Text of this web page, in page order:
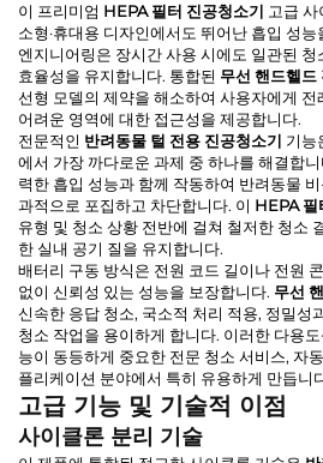
이 프리미엄 HEPA 필터 진공청소기 고급 사
소형·휴대용 디자인에서도 뛰어난 흡입 성
엔지니어링은 장시간 사용 시에도 일관된
효율성을 유지합니다. 통합된 무선 핸드헬드
선형 모델의 제약을 해소하여 사용자에게 전
어려운 영역에 대한 접근성을 제공합니다.
전문적인 반려동물 털 전용 진공청소기 기능
에서 가장 까다로운 과제 중 하나를 해결합
력한 흡입 성능과 함께 작동하여 반려동물
과적으로 포집하고 차단합니다. 이 HEPA 필
유형 및 청소 상황 전반에 걸쳐 철저한 청소
한 실내 공기 질을 유지합니다.
배터리 구동 방식은 전원 코드 길이나 전원
없이 신뢰성 있는 성능을 보장합니다. 무선
신속한 응답 청소, 국소적 처리 적용, 정밀성
청소 작업을 용이하게 합니다. 이러한 다용
능이 동등하게 중요한 전문 청소 서비스, 자
플리케이션 분야에서 특히 유용하게 만듭니
고급 기능 및 기술적 이점
사이클론 분리 기술